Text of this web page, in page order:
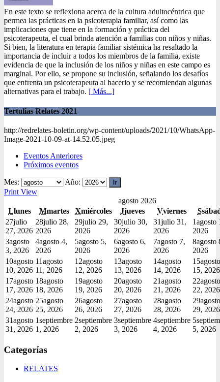
En este texto se reflexiona acerca de la cultura adultocéntrica que
permea las prácticas en la psicoterapia familiar, así como las
implicaciones que tiene en la formación y práctica del
psicoterapeuta, el cual brinda atención a familias con niños y niñas.
Si bien, la literatura en terapia familiar sistémica ha resaltado la
importancia de incluir a todos los miembros de la familia, existe
evidencia de que la inclusión de los niños y niñas en este campo es
marginal. Por ello, se propone su inclusión, señalando los desafíos
que enfrenta un psicoterapeuta al hacerlo y se recomiendan algunas
alternativas para el trabajo. [ Más...]
Tertulias Relates 2021
http://redrelates-boletin.org/wp-content/uploads/2021/10/WhatsApp-
Image-2021-10-09-at-14.52.05.jpeg
Eventos Anteriores
Próximos eventos
Mes:
Año:
Print View
agosto 2026
Llunes Mmartes Xmiércoles Jjueves Vviernes S
27julio
27, 2026
28julio 28,
2026
29julio 29,
2026
30julio 30,
2026
31julio 31,
2026
1agosto
2026
3agosto
3, 2026
4agosto 4,
2026
5agosto 5,
2026
6agosto 6,
2026
7agosto 7,
2026
8agosto
2026
10agosto
10, 2026
11agosto
11, 2026
12agosto
12, 2026
13agosto
13, 2026
14agosto
14, 2026
15agosto
15, 2026
17agosto
17, 2026
18agosto
18, 2026
19agosto
19, 2026
20agosto
20, 2026
21agosto
21, 2026
22agosto
22, 2026
24agosto
24, 2026
25agosto
25, 2026
26agosto
26, 2026
27agosto
27, 2026
28agosto
28, 2026
29agosto
29, 2026
31agosto
31, 2026
1septiembre
1, 2026
2septiembre
2, 2026
3septiembre
3, 2026
4septiembre
4, 2026
5
5, 2026
Categorías
RELATES